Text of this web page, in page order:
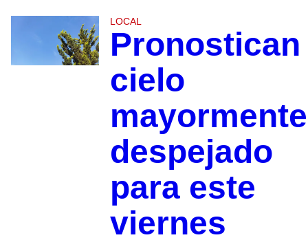
LOCAL
Pronostican
cielo
mayormente
despejado
para este
viernes